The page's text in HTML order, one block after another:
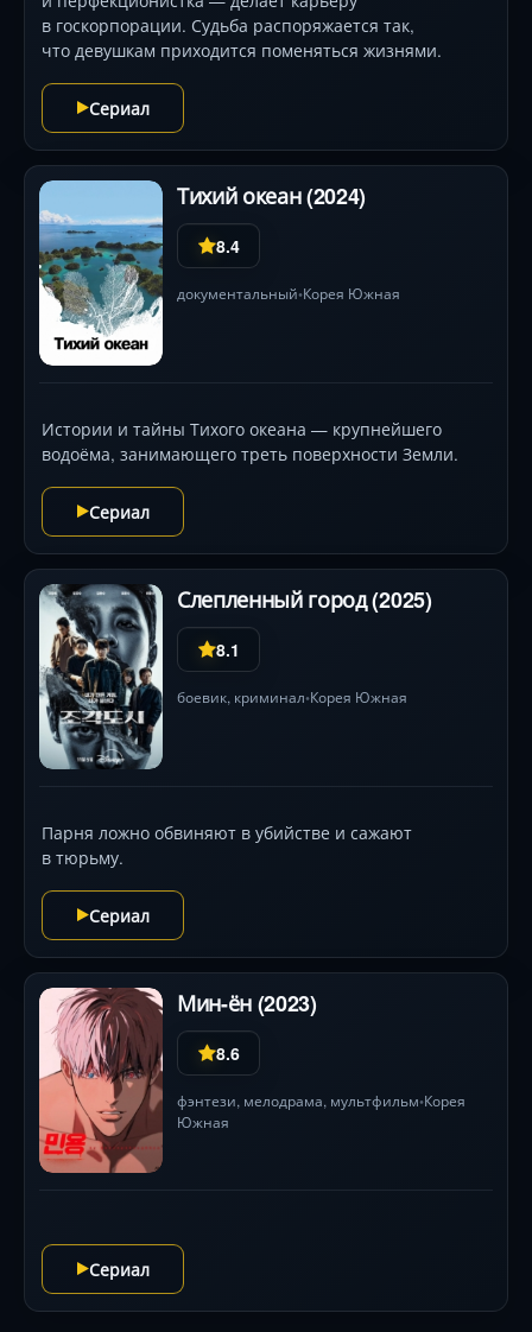
в госкорпорации. Судьба распоряжается так,
что девушкам приходится поменяться жизнями.
Сериал
Тихий океан (2024)
8.4
документальный•Корея Южная
Истории и тайны Тихого океана — крупнейшего
водоёма, занимающего треть поверхности Земли.
Сериал
Слепленный город (2025)
8.1
боевик, криминал•Корея Южная
Парня ложно обвиняют в убийстве и сажают
в тюрьму.
Сериал
Мин-ён (2023)
8.6
фэнтези, мелодрама, мультфильм•Корея
Южная
Сериал